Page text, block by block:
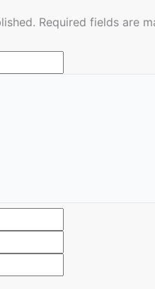
Required fields are